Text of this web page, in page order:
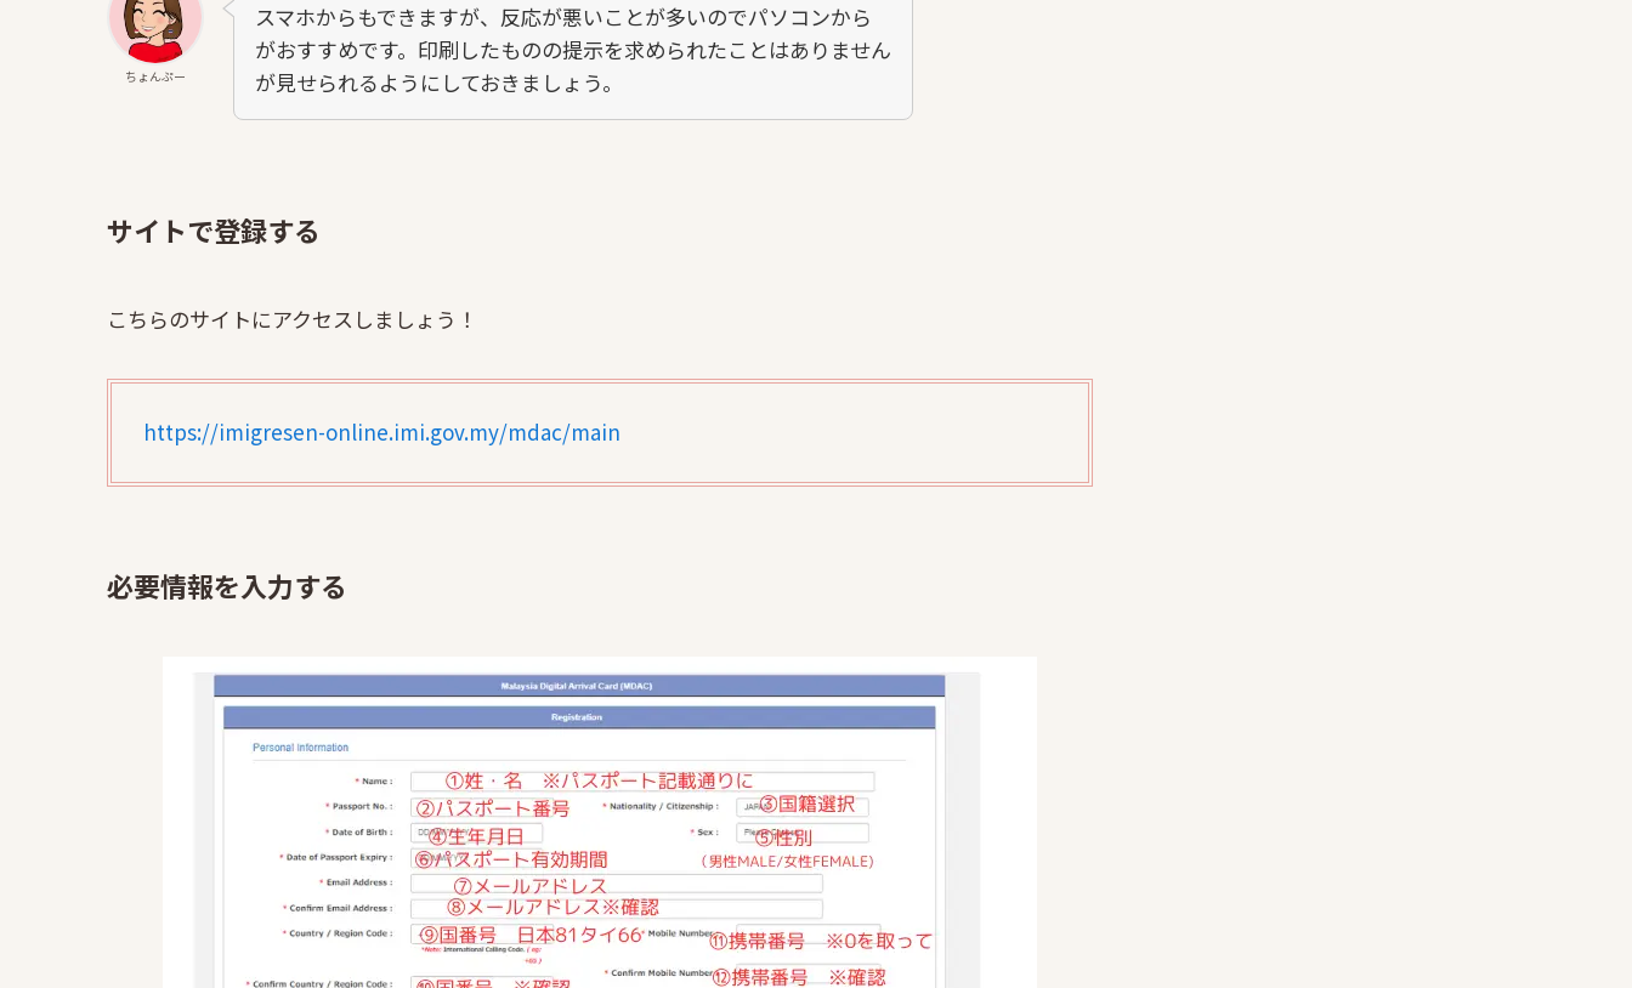
ちょんぷー
スマホからもできますが、反応が悪いことが多いのでパソコンから
がおすすめです。印刷したものの提示を求められたことはありません
が見せられるようにしておきましょう。
サイトで登録する
こちらのサイトにアクセスしましょう！
https://imigresen-online.imi.gov.my/mdac/main
必要情報を入力する